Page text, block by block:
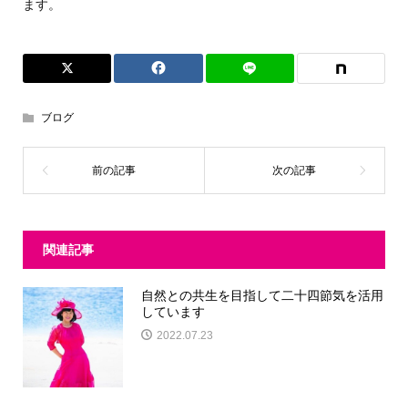
ます。
ブログ
関連記事
自然との共生を目指して二十四節気を活用
しています
2022.07.23